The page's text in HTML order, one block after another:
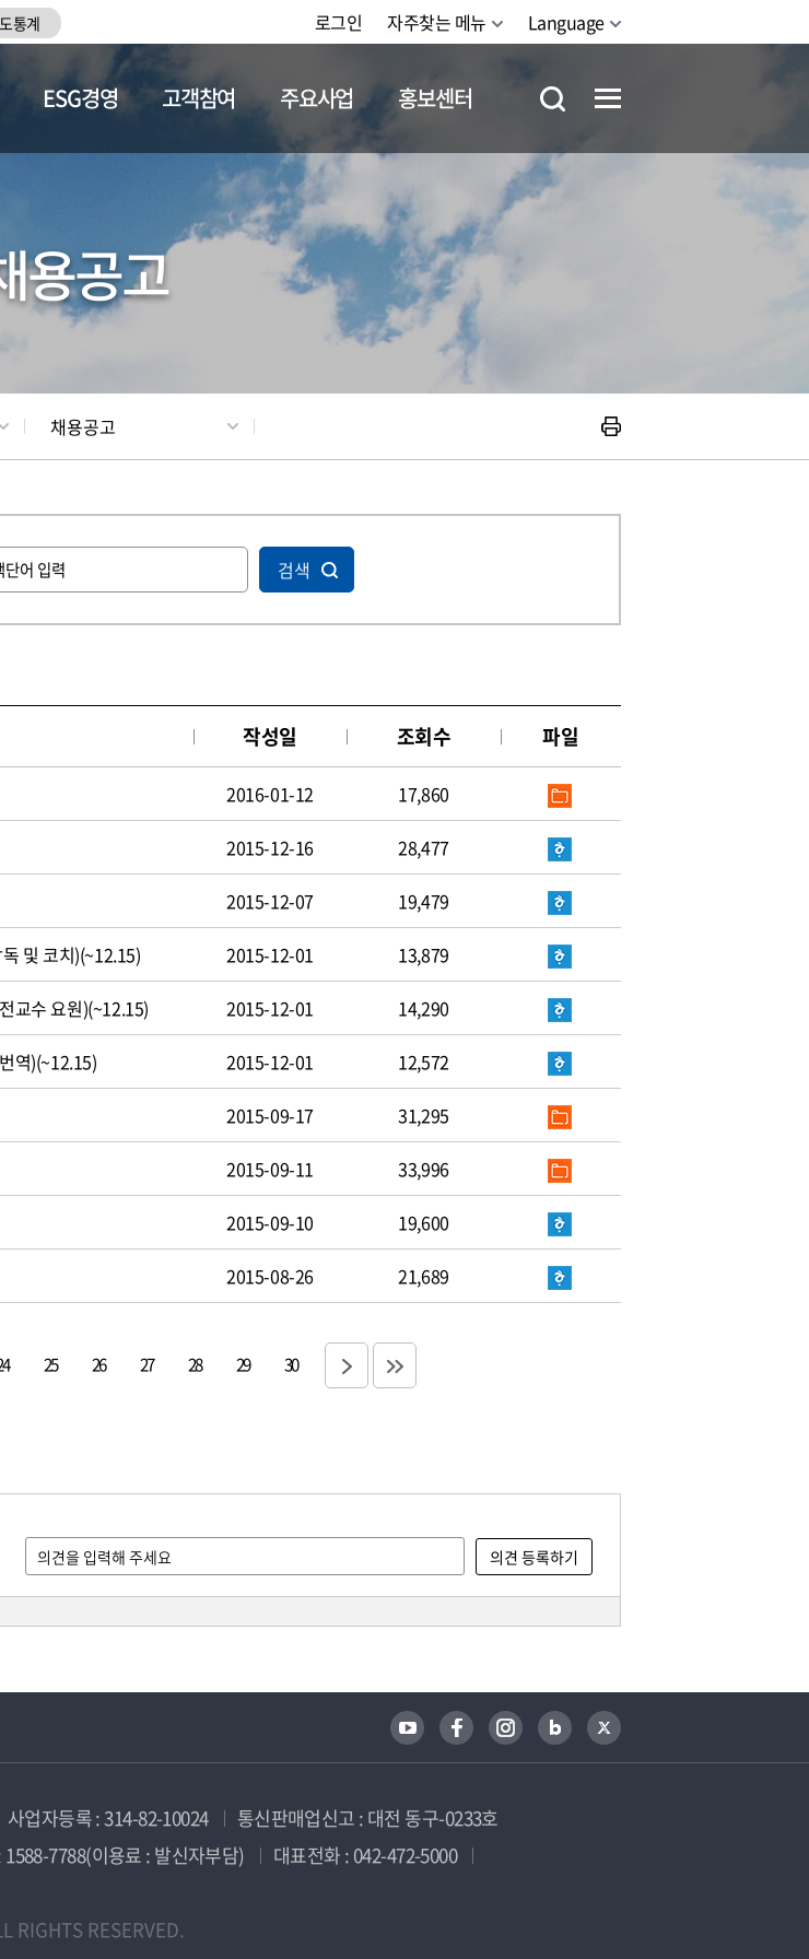
통계 로그인 자주찾는 메뉴 Language
채용정보
ESG경영 고객참여 주요사업 홍보센터
용공고
채용공고
검색
작성일 조회수 파일
2016-01-12 17,860
2015-12-16 28,477
2015-12-07 19,479
및 코치)(~12.15) 2015-12-01 13,879
교수 요원)(~12.15) 2015-12-01 14,290
역)(~12.15) 2015-12-01 12,572
2015-09-17 31,295
2015-09-11 33,996
2015-09-10 19,600
2015-08-26 21,689
25 26 27 28 29 30
사업자등록 : 314-82-10024
통신판매업신고 : 대전 동구-0233호
1588-7788(이용료 : 발신자부담)
대표전화 : 042-472-5000
RIGHTS RESERVED.